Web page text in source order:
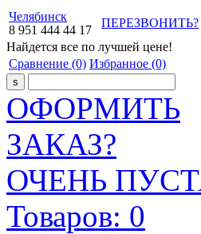
Челябинск
8 951 444 44 17
ПЕРЕЗВОНИТЬ?
Найдется все по лучшей цене!
Сравнение (0) Избранное (0)
ОФОРМИТЬ
ЗАКАЗ?
ОЧЕНЬ
Товаров: 0